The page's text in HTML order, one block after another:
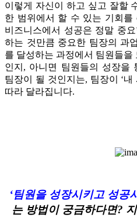
이렇게 자신이 하고 싶고 잘할
한 범위에서 할 수 있는 기회를
비즈니스에서 성공은 정말 중
하는 것만큼 중요한 팀장의 과
를 달성하는 과정에서 팀원들을
인지, 아니면 팀원들의 성장을
팀장이 될 것인지는, 팀장이 ‘내
따라 달라집니다.
‘팀원을 성장시키고 성공
는 방법이 궁금하다면?